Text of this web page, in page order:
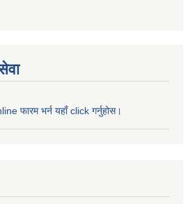
फारम भर्न यहाँ click गर्नुहोस।